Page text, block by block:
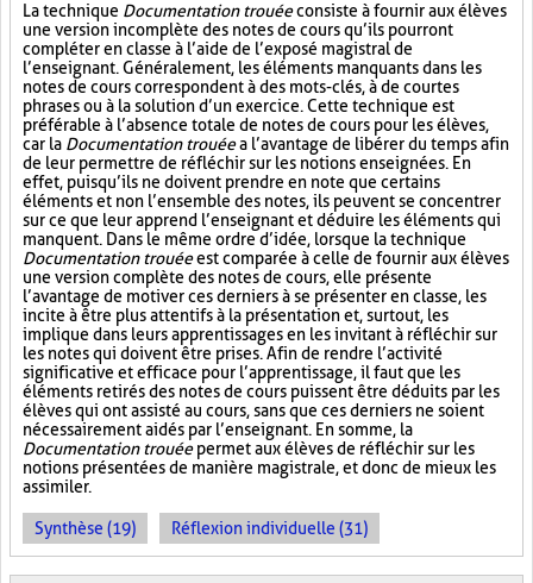
La technique Documentation trouéeconsiste à fournir aux élèves
une version incomplète des notes de cours qu’ils pourront
compléter en classe à l’aide de l’exposé magistral de
l’enseignant. Généralement, les éléments manquants dans les
notes de cours correspondent à des mots-clés, à de courtes
phrases ou à la solution d’un exercice. Cette technique est
préférable à l’absence totale de notes de cours pour les élèves,
car la Documentation trouéea l’avantage de libérer du temps afin
de leur permettre de réfléchir sur les notions enseignées. En
effet, puisqu’ils ne doivent prendre en note que certains
éléments et non l’ensemble des notes, ils peuvent se concentrer
sur ce que leur apprend l’enseignant et déduire les éléments qui
manquent. Dans le même ordre d’idée, lorsque la technique
Documentation trouéeest comparée à celle de fournir aux élèves
une version complète des notes de cours, elle présente
l’avantage de motiver ces derniers à se présenter en classe, les
incite à être plus attentifs à la présentation et, surtout, les
implique dans leurs apprentissages en les invitant à réfléchir sur
les notes qui doivent être prises. Afin de rendre l’activité
significative et efficace pour l’apprentissage, il faut que les
éléments retirés des notes de cours puissent être déduits par les
élèves qui ont assisté au cours, sans que ces derniers ne soient
nécessairement aidés par l’enseignant. En somme, la
Documentation trouéepermet aux élèves de réfléchir sur les
notions présentées de manière magistrale, et donc de mieux les
assimiler.
Synthèse (19) Réflexion individuelle (31)